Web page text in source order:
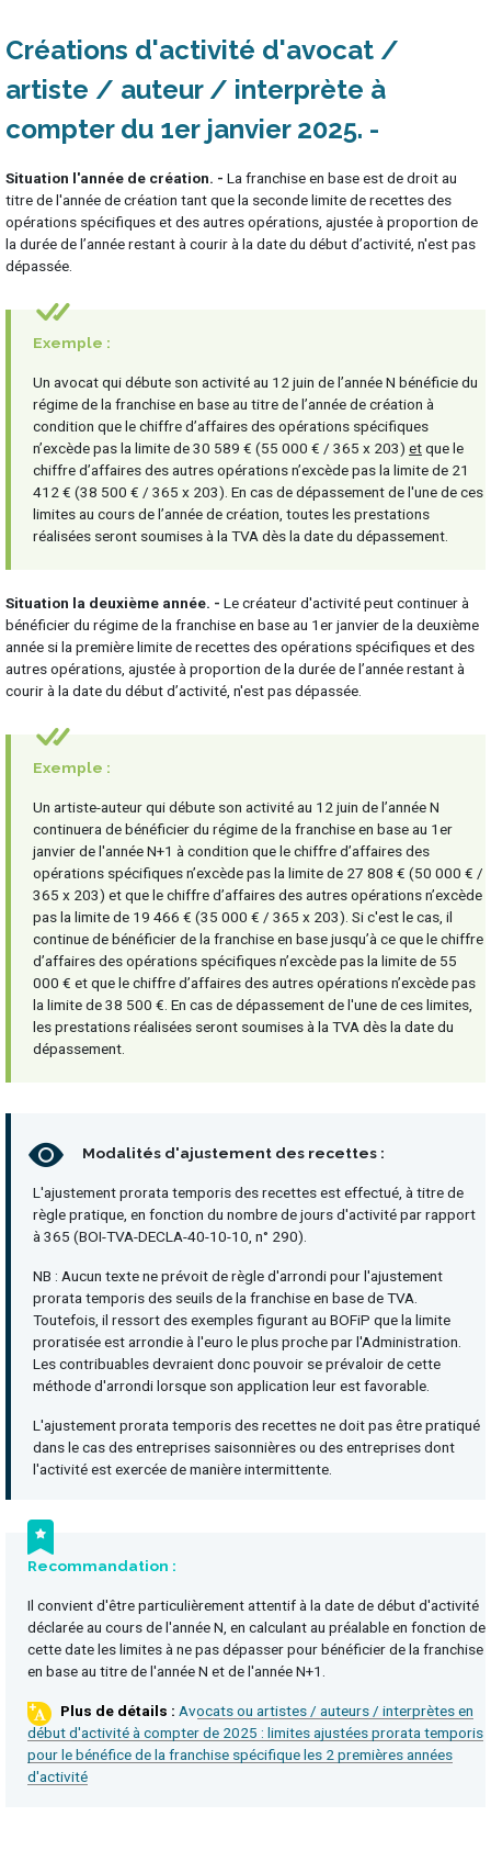
Créations d'activité d'avocat /
artiste / auteur / interprète à
compter du 1er janvier 2025
Situation l'année de création. - La franchise en base est de droit au
titre de l'année de création tant que la seconde limite de recettes des
opérations spécifiques et des autres opérations, ajustée à proportion de
la durée de l’année restant à courir à la date du début d’activité, n'est pas
dépassée.
Exemple :
Un avocat qui débute son activité au 12 juin de l’année N bénéficie du
régime de la franchise en base au titre de l’année de création à
condition que le chiffre d’affaires des opérations spécifiques
n’excède pas la limite de 30 589 € (55 000 € / 365 x 203) etque le
chiffre d’affaires des autres opérations n’excède pas la limite de 21
412 € (38 500 € / 365 x 203). En cas de dépassement de l'une de ces
limites au cours de l’année de création, toutes les prestations
réalisées seront soumises à la TVA dès la date du dépassement.
Situation la deuxième année. - Le créateur d'activité peut continuer à
bénéficier du régime de la franchise en base au 1er janvier de la deuxième
année si la première limite de recettes des opérations spécifiques et des
autres opérations, ajustée à proportion de la durée de l’année restant à
courir à la date du début d’activité, n'est pas dépassée.
Exemple :
Un artiste-auteur qui débute son activité au 12 juin de l’année N
continuera de bénéficier du régime de la franchise en base au 1er
janvier de l'année N+1 à condition que le chiffre d’affaires des
opérations spécifiques n’excède pas la limite de 27 808 € (50 000 € /
365 x 203) et que le chiffre d’affaires des autres opérations n’excède
pas la limite de 19 466 € (35 000 € / 365 x 203). Si c'est le cas, il
continue de bénéficier de la franchise en base jusqu’à ce que le chiffre
d’affaires des opérations spécifiques n’excède pas la limite de 55
000 € et que le chiffre d’affaires des autres opérations n’excède pas
la limite de 38 500 €. En cas de dépassement de l'une de ces limites,
les prestations réalisées seront soumises à la TVA dès la date du
dépassement.
Modalités d'ajustement des recettes :
L'ajustement prorata temporis des recettes est effectué, à titre de
règle pratique, en fonction du nombre de jours d'activité par rapport
à 365 (BOI-TVA-DECLA-40-10-10, n° 290).
NB : Aucun texte ne prévoit de règle d'arrondi pour l'ajustement
prorata temporis des seuils de la franchise en base de TVA.
Toutefois, il ressort des exemples figurant au BOFiP que la limite
proratisée est arrondie à l'euro le plus proche par l'Administration.
Les contribuables devraient donc pouvoir se prévaloir de cette
méthode d'arrondi lorsque son application leur est favorable.
L'ajustement prorata temporis des recettes ne doit pas être pratiqué
dans le cas des entreprises saisonnières ou des entreprises dont
l'activité est exercée de manière intermittente.
Recommandation :
Il convient d'être particulièrement attentif à la date de début d'activité
déclarée au cours de l'année N, en calculant au préalable en fonction de
cette date les limites à ne pas dépasser pour bénéficier de la franchise
en base au titre de l'année N et de l'année N+1.
Avocats ou artistes / auteurs / interprètes en
début d'activité à compter de 2025 : limites ajustées prorata temporis
pour le bénéfice de la franchise spécifique les 2 premières années
d'activité